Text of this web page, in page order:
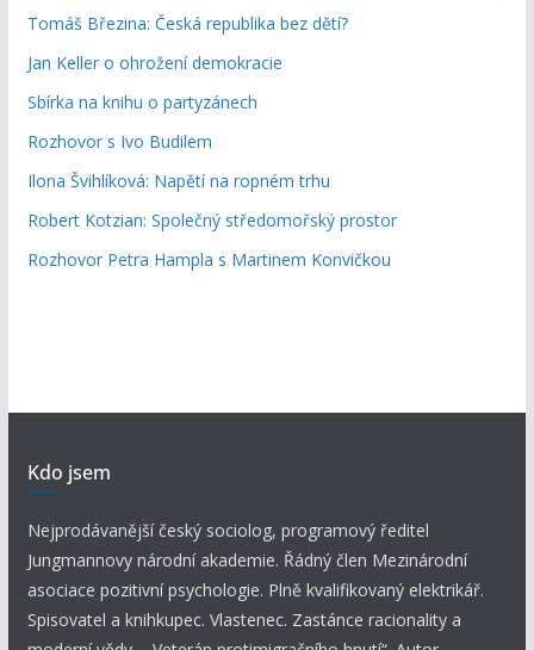
Tomáš Březina: Česká republika bez dětí?
Jan Keller o ohrožení demokracie
Sbírka na knihu o partyzánech
Rozhovor s Ivo Budilem
Ilona Švihlíková: Napětí na ropném trhu
Robert Kotzian: Společný středomořský prostor
Rozhovor Petra Hampla s Martinem Konvičkou
Kdo jsem
Nejprodávanější český sociolog, programový ředitel
Jungmannovy národní akademie. Řádný člen Mezinárodní
asociace pozitivní psychologie. Plně kvalifikovaný elektrikář.
Spisovatel a knihkupec. Vlastenec. Zastánce racionality a